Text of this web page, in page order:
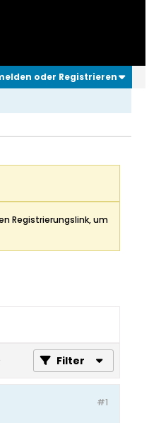
oder Registrieren
Registrierungslink, um
Filter
#1